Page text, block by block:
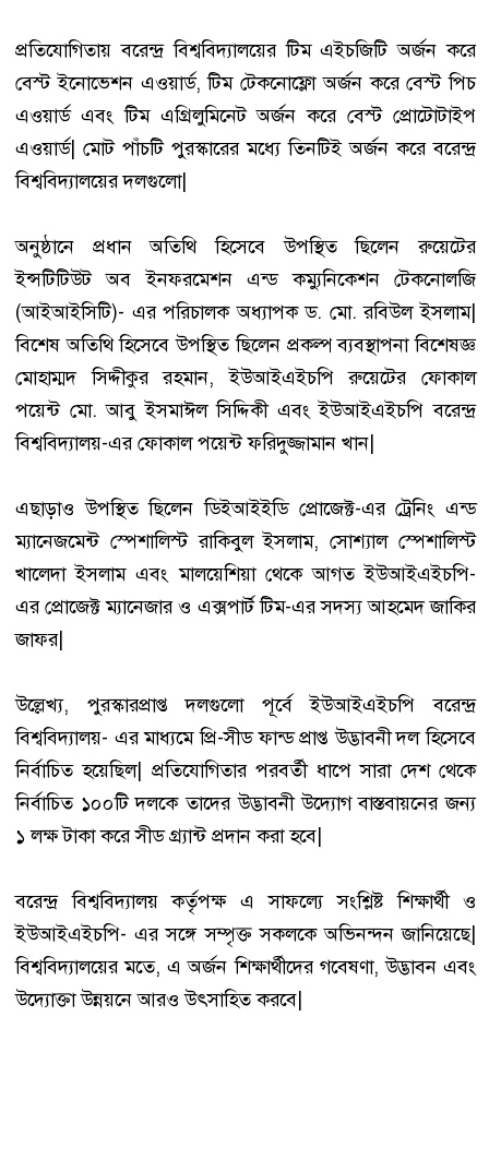
প্রতিযোগিতায় বরেন্দ্র বিশ্ববিদ্যালয়ের টিম এইচজিটি অর্জন করে
বেস্ট ইনোভেশন এওয়ার্ড, টিম টেকনোফ্লো অর্জন করে বেস্ট পিচ
এওয়ার্ড এবং টিম এগ্রিলুমিনেট অর্জন করে বেস্ট প্রোটোটাইপ
এওয়ার্ড| মোট পাঁচটি পুরস্কারের মধ্যে তিনটিই অর্জন করে বরেন্দ্র
বিশ্ববিদ্যালয়ের দলগুলো|
অনুষ্ঠানে প্রধান অতিথি হিসেবে উপস্থিত ছিলেন রুয়েটের
ইন্সটিটিউট অব ইনফরমেশন এন্ড কম্যুনিকেশন টেকনোলজি
(আইআইসিটি)- এর পরিচালক অধ্যাপক ড. মো. রবিউল ইসলাম|
বিশেষ অতিথি হিসেবে উপস্থিত ছিলেন প্রকল্প ব্যবস্থাপনা বিশেষজ্ঞ
মোহাম্মদ সিদ্দীকুর রহমান, ইউআইএইচপি রুয়েটের ফোকাল
পয়েন্ট মো. আবু ইসমাঈল সিদ্দিকী এবং ইউআইএইচপি বরেন্দ্র
বিশ্ববিদ্যালয়-এর ফোকাল পয়েন্ট ফরিদুজ্জামান খান|
এছাড়াও উপস্থিত ছিলেন ডিইআইইডি প্রোজেক্ট-এর ট্রেনিং এন্ড
ম্যানেজমেন্ট স্পেশালিস্ট রাকিবুল ইসলাম, সোশ্যাল স্পেশালিস্ট
খালেদা ইসলাম এবং মালয়েশিয়া থেকে আগত ইউআইএইচপি-
এর প্রোজেক্ট ম্যানেজার ও এক্সপার্ট টিম-এর সদস্য আহমেদ জাকির
জাফর|
উল্লেখ্য, পুরস্কারপ্রাপ্ত দলগুলো পূর্বে ইউআইএইচপি বরেন্দ্র
বিশ্ববিদ্যালয়- এর মাধ্যমে প্রি-সীড ফান্ড প্রাপ্ত উদ্ভাবনী দল হিসেবে
নির্বাচিত হয়েছিল| প্রতিযোগিতার পরবর্তী ধাপে সারা দেশ থেকে
নির্বাচিত ১০০টি দলকে তাদের উদ্ভাবনী উদ্যোগ বাস্তবায়নের জন্য
১ লক্ষ টাকা করে সীড গ্র্যান্ট প্রদান করা হবে|
বরেন্দ্র বিশ্ববিদ্যালয় কর্তৃপক্ষ এ সাফল্যে সংশ্লিষ্ট শিক্ষার্থী ও
ইউআইএইচপি- এর সঙ্গে সম্পৃক্ত সকলকে অভিনন্দন জানিয়েছে|
বিশ্ববিদ্যালয়ের মতে, এ অর্জন শিক্ষার্থীদের গবেষণা, উদ্ভাবন এবং
উদ্যোক্তা উন্নয়নে আরও উৎসাহিত করবে|